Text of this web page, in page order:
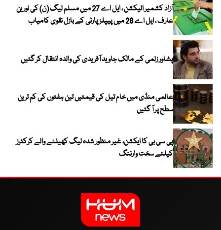
آزاد کشمیر الیکشن ، ایل اے 27 میں مسلم لیگ (ن) کی نورین
عارف ، ایل اے 28 میں پیپلز پارٹی کے بازل نقوی کامیاب
پشاور زلمی کے مالک جاوید آفریدی کی والدہ انتقال کر گئیں
عالمی منڈی میں خام تیل کی قیمتیں تین ہفتوں کی کم ترین
سطح پر آ گئیں
پی سی بی کا ایکشن، غیر منظور شدہ لیگ کھیلنے والے کرکٹرز
کیلئے سخت وارننگ